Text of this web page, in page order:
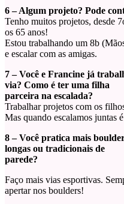
6 – Algum projeto? Pode
Tenho muitos projetos, desde
os 65 anos!
Estou trabalhando um 8b
e escalar com as amigas.
7 – Você e Francine já
via? Como é ter uma filha
parceira na escalada?
Trabalhar projetos com os
Mas quando escalamos juntas
8 – Você pratica mais
longas ou tradicionais de
parede?
Faço mais vias esportivas.
apertar nos boulders!